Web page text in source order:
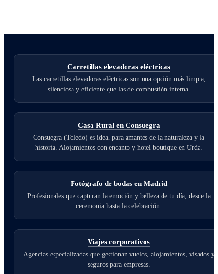
Carretillas elevadoras eléctricas
Las carretillas elevadoras eléctricas son una opción más limpia,
silenciosa y eficiente que las de combustión interna.
Casa Rural en Consuegra
Consuegra (Toledo) es ideal para amantes de la naturaleza y la
historia. Alojamientos con encanto y hotel boutique en Urda.
Fotógrafo de bodas en Madrid
Profesionales que capturan la emoción y belleza de tu día, desde la
ceremonia hasta la celebración.
Viajes corporativos
Agencias especializadas que gestionan vuelos, alojamientos, visados y
seguros para empresas.